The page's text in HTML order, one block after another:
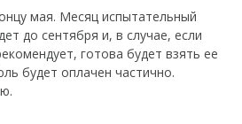
мая. Месяц испытательный
до сентября и, в случае, если
готова будет взять ее
будет оплачен частично.